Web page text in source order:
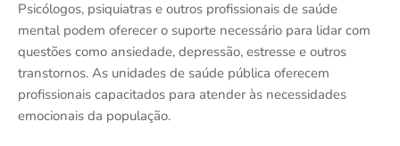
Psicólogos, psiquiatras e outros profissionais de saúde
mental podem oferecer o suporte necessário para lidar com
questões como ansiedade, depressão, estresse e outros
transtornos. As unidades de saúde pública oferecem
profissionais capacitados para atender às necessidades
emocionais da população.